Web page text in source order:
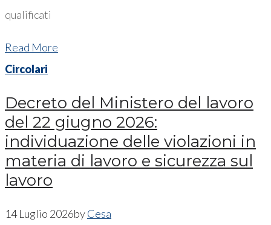
qualificati
Read More
Circolari
Decreto del Ministero del lavoro
del 22 giugno 2026:
individuazione delle violazioni in
materia di lavoro e sicurezza sul
lavoro
14 Luglio 2026byCesa